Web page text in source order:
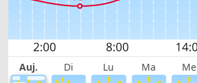
Auj. Di Lu Ma Me